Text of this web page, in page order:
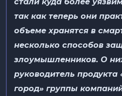
так как теперь они
объеме хранятся в
несколько способов
злоумышленников. О
руководитель продукта
город» группы